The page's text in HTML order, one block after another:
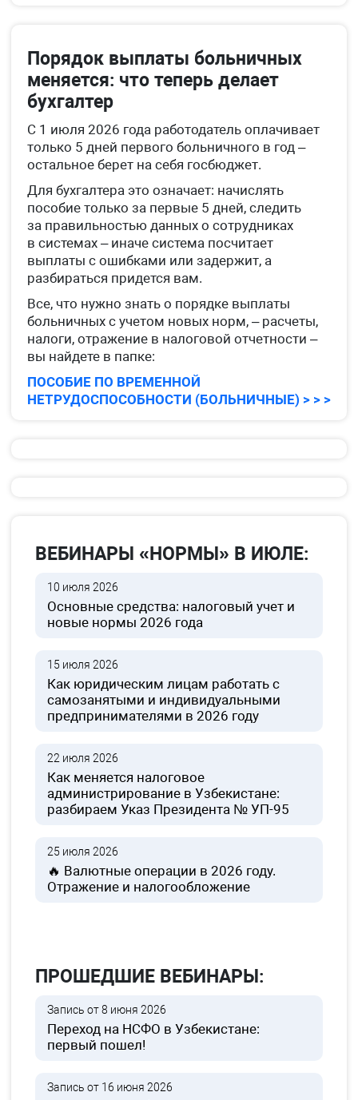
Порядок выплаты больничных
меняется: что теперь делает
бухгалтер
С 1 июля 2026 года работодатель оплачивает
только 5 дней первого больничного в год –
остальное берет на себя госбюджет.
Для бухгалтера это означает: начислять
пособие только за первые 5 дней, следить
за правильностью данных о сотрудниках
в системах – иначе система посчитает
выплаты с ошибками или задержит, а
разбираться придется вам.
Все, что нужно знать о порядке выплаты
больничных с учетом новых норм, – расчеты,
налоги, отражение в налоговой отчетности –
вы найдете в папке:
ПОСОБИЕ ПО ВРЕМЕННОЙ
НЕТРУДОСПОСОБНОСТИ (БОЛЬНИЧНЫЕ) > > >
ВЕБИНАРЫ «НОРМЫ» В ИЮЛЕ:
10 июля 2026
Основные средства: налоговый учет и
новые нормы 2026 года
15 июля 2026
Как юридическим лицам работать с
самозанятыми и индивидуальными
предпринимателями в 2026 году
22 июля 2026
Как меняется налоговое
администрирование в Узбекистане:
разбираем Указ Президента № УП-95
25 июля 2026
🔥 Валютные операции в 2026 году.
Отражение и налогообложение
ПРОШЕДШИЕ ВЕБИНАРЫ:
Запись от 8 июня 2026
Переход на НСФО в Узбекистане:
первый пошел!
Запись от 16 июня 2026